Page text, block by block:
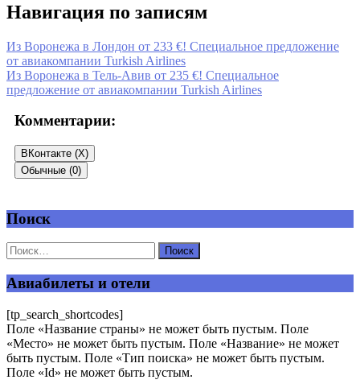
Навигация по записям
Из Воронежа в Лондон от 233 €! Специальное предложение
от авиакомпании Turkish Airlines
Из Воронежа в Тель-Авив от 235 €! Специальное
предложение от авиакомпании Turkish Airlines
Комментарии:
ВКонтакте (X)
Обычные (0)
Добавить комментарий
Ваш адрес email не будет опубликован.
Поиск
Авиабилеты и отели
[tp_search_shortcodes]
Поле «Название страны» не может быть пустым. Поле
«Место» не может быть пустым. Поле «Название» не может
быть пустым. Поле «Тип поиска» не может быть пустым.
Поле «Id» не может быть пустым.